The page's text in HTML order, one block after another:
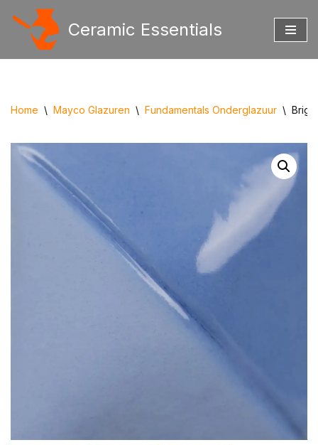
Ceramic Essentials
Home \ Mayco Glazuren \ Fundamentals Onderglazuur \